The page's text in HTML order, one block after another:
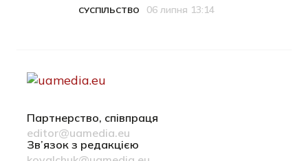
Категорія
СУСПІЛЬСТВО
Дата публікації06 липня 13:14
Партнерство, співпраця
editor@uamedia.eu
Зв’язок з редакцією